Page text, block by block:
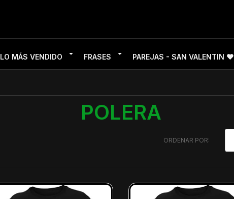
LO MÁS VENDIDO FRASES PAREJAS - SAN VALENTIN ❤
POLERA
ORDENAR POR: